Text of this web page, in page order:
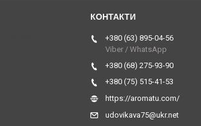
+380 (63) 895-04-56
Viber / WhatsApp
+380 (68) 275-93-90
+380 (75) 515-41-53
https://aromatu.com/
udovikava75@ukr.net